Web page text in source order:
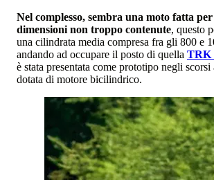
Nel complesso, sembra una moto fatta
dimensioni non troppo contenute, questo
una cilindrata media compresa fra gli 800 e
andando ad occupare il posto di quella TRK
è stata presentata come prototipo negli scorsi
dotata di motore bicilindrico.